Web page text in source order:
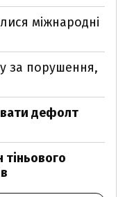
міжнародні
за порушення,
дефолт
тіньового